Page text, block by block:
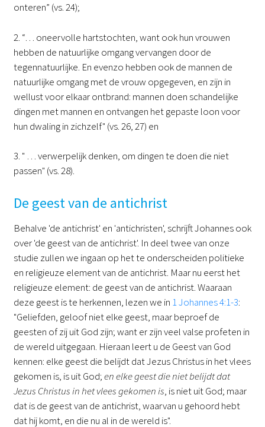
onteren” (vs. 24);
2. “… oneervolle hartstochten, want ook hun vrouwen
hebben de natuurlijke omgang vervangen door de
tegennatuurlijke. En evenzo hebben ook de mannen de
natuurlijke omgang met de vrouw opgegeven, en zijn in
wellust voor elkaar ontbrand: mannen doen schandelijke
dingen met mannen en ontvangen het gepaste loon voor
hun dwaling in zichzelf" (vs. 26, 27) en
3. " … verwerpelijk denken, om dingen te doen die niet
passen" (vs. 28).
De geest van de antichrist
Behalve 'de antichrist' en 'antichristen', schrijft Johannes ook
over 'de geest van de antichrist'. In deel twee van onze
studie zullen we ingaan op het te onderscheiden politieke
en religieuze element van de antichrist. Maar nu eerst het
religieuze element: de geest van de antichrist. Waaraan
deze geest is te herkennen, lezen we in 1 Johannes 4:1-3:
"Geliefden, geloof niet elke geest, maar beproef de
geesten of zij uit God zijn; want er zijn veel valse profeten in
de wereld uitgegaan. Hieraan leert u de Geest van God
kennen: elke geest die belijdt dat Jezus Christus in het vlees
gekomen is, is uit God;en elke geest die niet belijdt dat
Jezus Christus in het vlees gekomen is, is niet uit God; maar
dat is de geest van de antichrist, waarvan u gehoord hebt
dat hij komt, en die nu al in de wereld is".